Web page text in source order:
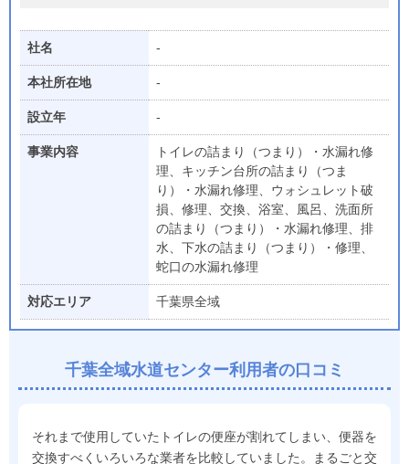
社名 -
本社所在地 -
設立年 -
事業内容
トイレの詰まり（つまり）・水漏れ修
理、キッチン台所の詰まり（つま
り）・水漏れ修理、ウォシュレット破
損、修理、交換、浴室、風呂、洗面所
の詰まり（つまり）・水漏れ修理、排
水、下水の詰まり（つまり）・修理、
蛇口の水漏れ修理
対応エリア 千葉県全域
千葉全域水道センター利用者の口コミ
それまで使用していたトイレの便座が割れてしまい、便器を
交換すべくいろいろな業者を比較していました。まるごと交